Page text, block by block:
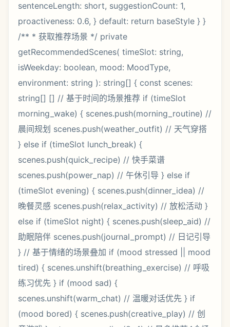
sentenceLength: short, suggestionCount: 1,
proactiveness: 0.6, } default: return baseStyle } }
/** * 获取推荐场景 */ private
getRecommendedScenes( timeSlot: string,
isWeekday: boolean, mood: MoodType,
environment: string ): string[] { const scenes:
string[] [] // 基于时间的场景推荐 if (timeSlot
morning_wake) { scenes.push(morning_routine) //
晨间规划 scenes.push(weather_outfit) // 天气穿搭
} else if (timeSlot lunch_break) {
scenes.push(quick_recipe) // 快手菜谱
scenes.push(power_nap) // 午休引导 } else if
(timeSlot evening) { scenes.push(dinner_idea) //
晚餐灵感 scenes.push(relax_activity) // 放松活动 }
else if (timeSlot night) { scenes.push(sleep_aid) //
助眠陪伴 scenes.push(journal_prompt) // 日记引导
} // 基于情绪的场景叠加 if (mood stressed || mood
tired) { scenes.unshift(breathing_exercise) // 呼吸
练习优先 } if (mood sad) {
scenes.unshift(warm_chat) // 温暖对话优先 } if
(mood bored) { scenes.push(creative_play) // 创